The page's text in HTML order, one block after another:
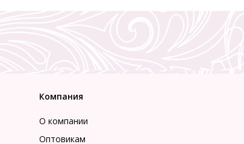
Компания
О компании
Оптовикам